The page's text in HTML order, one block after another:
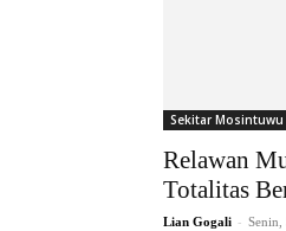
Sekitar Mosintuwu
Relawan
Totalitas
Lian Gogali - Senin,